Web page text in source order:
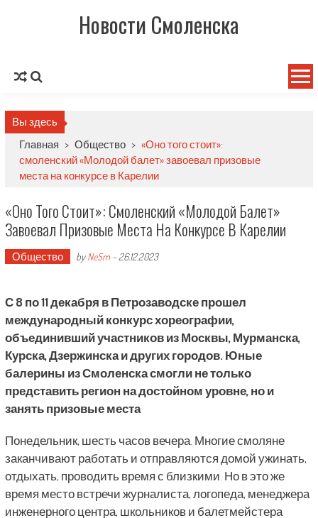
Новости Смоленска
Вы здесь
Главная > Общество > «Оно того стоит»:
смоленский «Молодой балет» завоевал призовые
места на конкурсе в Карелии
«Оно Того Стоит»: Смоленский «Молодой Балет»
Завоевал Призовые Места На Конкурсе В Карелии
Общество byNeSm- 26.12.2023
С 8 по 11 декабря в Петрозаводске прошел
международный конкурс хореографии,
объединивший участников из Москвы, Мурманска,
Курска, Дзержинска и других городов. Юные
балерины из Смоленска смогли не только
представить регион на достойном уровне, но и
занять призовые места
Понедельник, шесть часов вечера. Многие смоляне
заканчивают работать и отправляются домой ужинать,
отдыхать, проводить время с близкими. Но в это же
время место встречи журналиста, логопеда, менеджера
инженерного центра, школьников и балетмейстера